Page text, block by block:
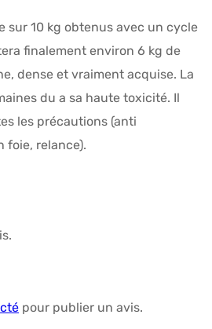
sur 10 kg obtenus avec un cycle
finalement environ 6 kg de
dense et vraiment acquise. La
du a sa haute toxicité. Il
les précautions (anti
relance).
pour publier un avis.